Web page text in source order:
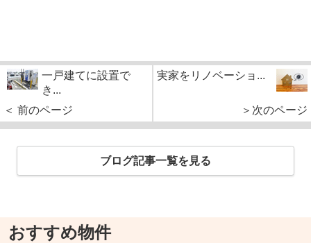
一戸建てに設置で
き...
＜ 前のページ
実家をリノベーショ...
＞次のページ
ブログ記事一覧を見る
おすすめ物件